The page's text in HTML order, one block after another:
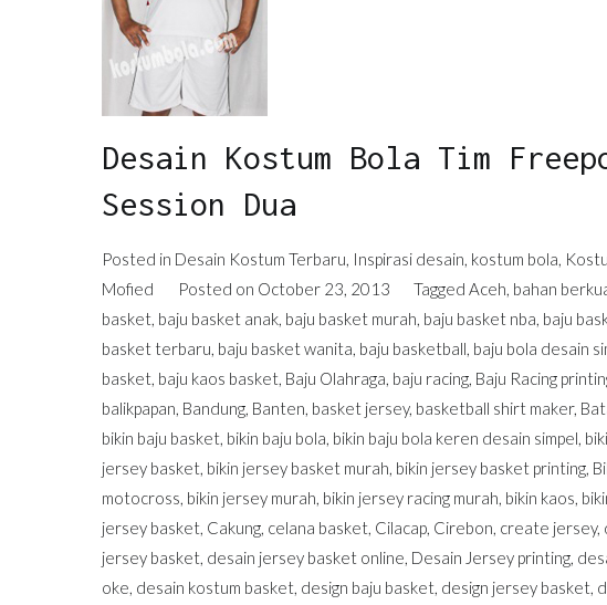
Desain Kostum Bola Tim
Session Dua
Posted in Desain Kostum Terbaru, Inspirasi desain, kostum bola,
Mofied
Posted on October 23, 2013 TaggedAceh, bahan
basket, baju basket anak, baju basket murah, baju basket nba, baju
basket terbaru, baju basket wanita, baju basketball, baju bola desain
basket, baju kaos basket, Baju Olahraga, baju racing, Baju Racing
balikpapan, Bandung, Banten, basket jersey, basketball shirt maker,
bikin baju basket, bikin baju bola, bikin baju bola keren desain simpel,
jersey basket, bikin jersey basket murah, bikin jersey basket printing,
motocross, bikin jersey murah, bikin jersey racing murah, bikin kaos,
jersey basket, Cakung, celana basket, Cilacap, Cirebon, create jersey,
jersey basket, desain jersey basket online, Desain Jersey printing,
oke, desain kostum basket, design baju basket, design jersey basket,